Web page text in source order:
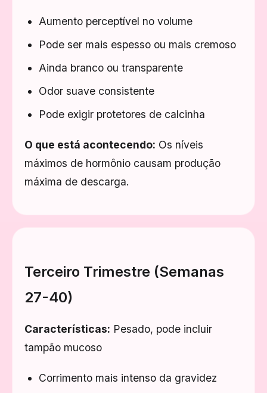
Aumento perceptível no volume
Pode ser mais espesso ou mais cremoso
Ainda branco ou transparente
Odor suave consistente
Pode exigir protetores de calcinha
O que está acontecendo: Os níveis
máximos de hormônio causam produção
máxima de descarga.
Terceiro Trimestre (Semanas
27-40)
Características: Pesado, pode incluir
tampão mucoso
Corrimento mais intenso da gravidez